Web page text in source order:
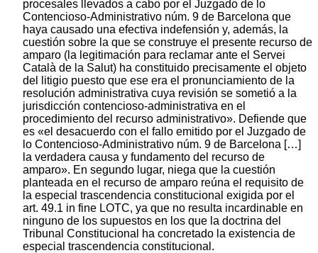
procesales llevados a cabo por el Juzgado de lo
Contencioso-Administrativo núm. 9 de Barcelona que
haya causado una efectiva indefensión y, además, la
cuestión sobre la que se construye el presente recurso de
amparo (la legitimación para reclamar ante el Servei
Català de la Salut) ha constituido precisamente el objeto
del litigio puesto que ese era el pronunciamiento de la
resolución administrativa cuya revisión se sometió a la
jurisdicción contencioso-administrativa en el
procedimiento del recurso administrativo». Defiende que
es «el desacuerdo con el fallo emitido por el Juzgado de
lo Contencioso-Administrativo núm. 9 de Barcelona […]
la verdadera causa y fundamento del recurso de
amparo». En segundo lugar, niega que la cuestión
planteada en el recurso de amparo reúna el requisito de
la especial trascendencia constitucional exigida por el
art. 49.1 in fine LOTC, ya que no resulta incardinable en
ninguno de los supuestos en los que la doctrina del
Tribunal Constitucional ha concretado la existencia de
especial trascendencia constitucional.